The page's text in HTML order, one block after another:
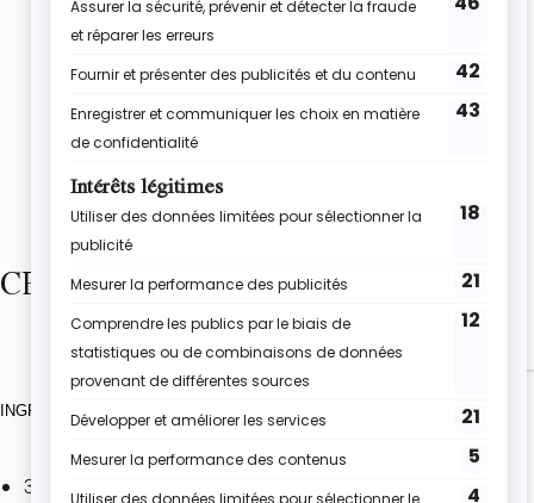
CE DONT TU AURAS BESOIN
INGRÉDIENTS
300 g de cerises